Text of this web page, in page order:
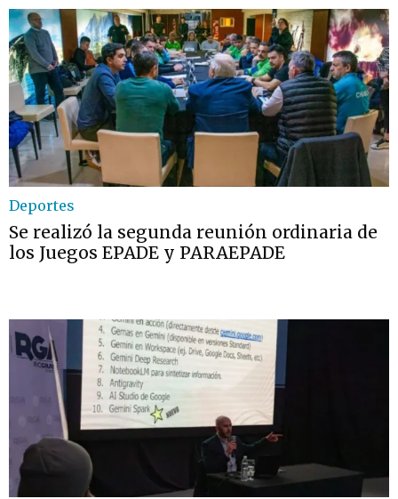
Deportes
Se realizó la segunda reunión ordinaria de
los Juegos EPADE y PARAEPADE